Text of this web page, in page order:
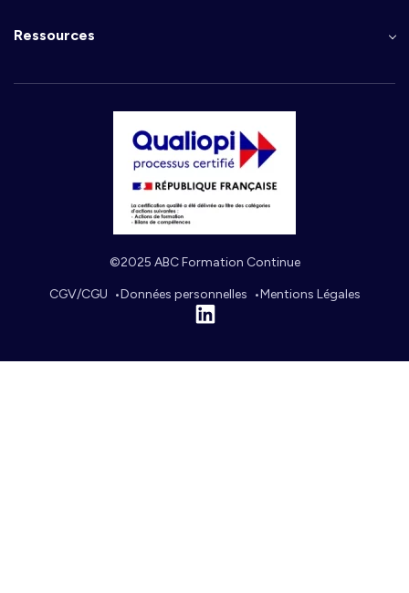
Ressources
©2025 ABC Formation Continue
CGV/CGU Données personnelles
Mentions Légales
Linkedin